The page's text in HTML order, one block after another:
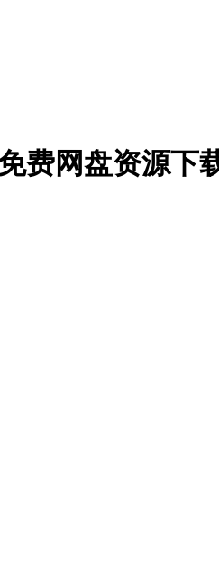
费网盘资源下